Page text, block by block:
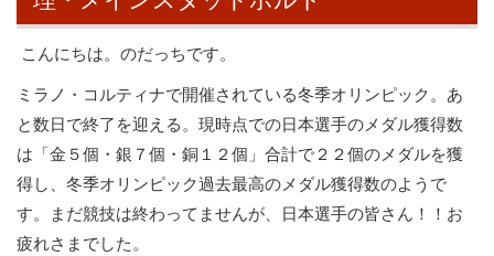
こんにちは。のだっちです。
ミラノ・コルティナで開催されている冬季オリンピック。あ
と数日で終了を迎える。現時点での日本選手のメダル獲得数
は「金５個・銀７個・銅１２個」合計で２２個のメダルを獲
得し、冬季オリンピック過去最高のメダル獲得数のようで
す。まだ競技は終わってませんが、日本選手の皆さん！！お
疲れさまでした。